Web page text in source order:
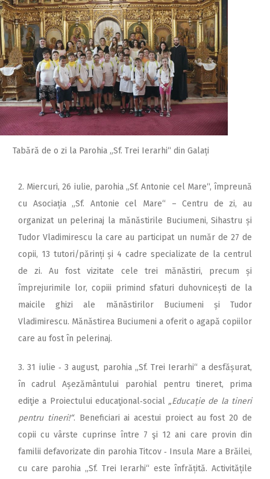
Tabără de o zi la Parohia „Sf. Trei Ierarhi“ din Galați
2. Miercuri, 26 iulie, parohia „Sf. Antonie cel Mare“, împreună
cu Asociația „Sf. Antonie cel Mare“ – Centru de zi, au
organizat un pelerinaj la mănăstirile Buciumeni, Sihastru și
Tudor Vladimirescu la care au participat un număr de 27 de
copii, 13 tutori/părinți și 4 cadre specializate de la centrul
de zi. Au fost vizitate cele trei mănăstiri, precum și
împrejurimile lor, copiii primind sfaturi duhovnicești de la
maicile ghizi ale mănăstirilor Buciumeni și Tudor
Vladimirescu. Mănăstirea Buciumeni a oferit o agapă copiilor
care au fost în pelerinaj.
3. 31 iulie ‑ 3 august, parohia „Sf. Trei Ierarhi“ a desfășurat,
în cadrul Așezământului parohial pentru tineret, prima
ediţie a Proiectului educaţional‑social „Educație de la tineri
pentru tineri!“. Beneficiari ai acestui proiect au fost 20 de
copii cu vârste cuprinse între 7 şi 12 ani care provin din
familii defavorizate din parohia Titcov ‑ Insula Mare a Brăilei,
cu care parohia „Sf. Trei Ierarhi“ este înfrățită. Activitățile